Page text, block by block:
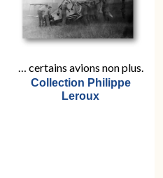
… certains avions non plus.
Collection Philippe
Leroux